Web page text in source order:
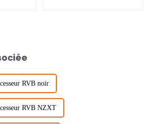
RVB noir
RVB NZXT